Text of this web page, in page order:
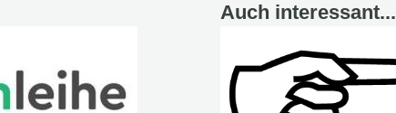
Auch interessant...